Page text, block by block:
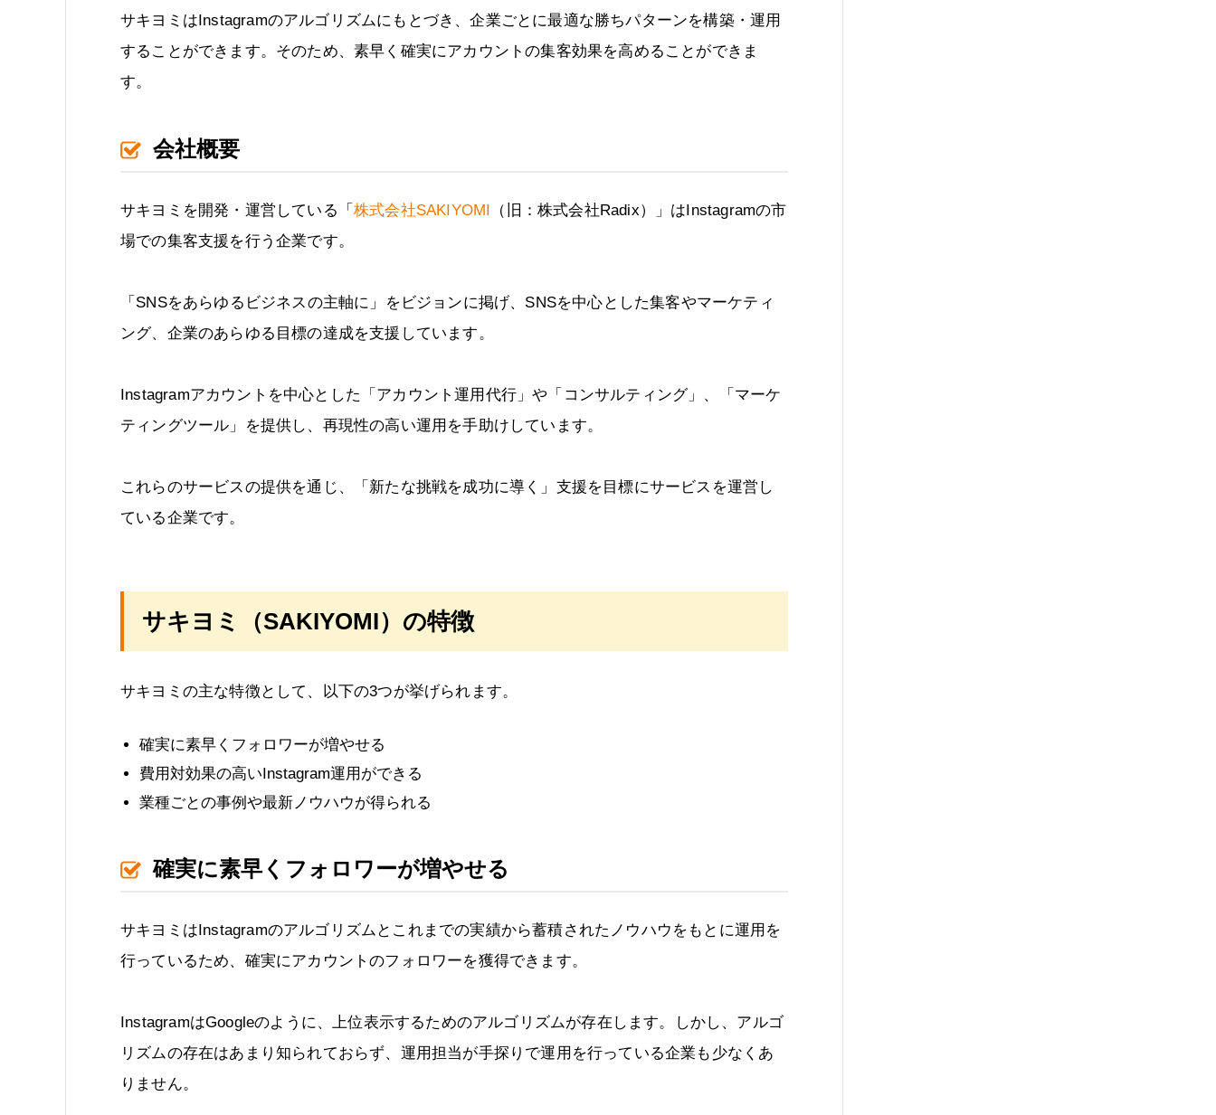
サキヨミはInstagramのアルゴリズムにもとづき、企業ごとに最適な勝ちパターンを構築・運用
することができます。そのため、素早く確実にアカウントの集客効果を高めることができま
す。
会社概要
サキヨミを開発・運営している「 株式会社SAKIYOMI （旧：株式会社Radix）」はInstagramの市
場での集客支援を行う企業です。
「SNSをあらゆるビジネスの主軸に」をビジョンに掲げ、SNSを中心とした集客やマーケティ
ング、企業のあらゆる目標の達成を支援しています。
Instagramアカウントを中心とした「アカウント運用代行」や「コンサルティング」、「マーケ
ティングツール」を提供し、再現性の高い運用を手助けしています。
これらのサービスの提供を通じ、「新たな挑戦を成功に導く」支援を目標にサービスを運営し
ている企業です。
サキヨミ（SAKIYOMI）の特徴
サキヨミの主な特徴として、以下の3つが挙げられます。
確実に素早くフォロワーが増やせる
費用対効果の高いInstagram運用ができる
業種ごとの事例や最新ノウハウが得られる
確実に素早くフォロワーが増やせる
サキヨミはInstagramのアルゴリズムとこれまでの実績から蓄積されたノウハウをもとに運用を
行っているため、確実にアカウントのフォロワーを獲得できます。
InstagramはGoogleのように、上位表示するためのアルゴリズムが存在します。しかし、アルゴ
リズムの存在はあまり知られておらず、運用担当が手探りで運用を行っている企業も少なくあ
りません。